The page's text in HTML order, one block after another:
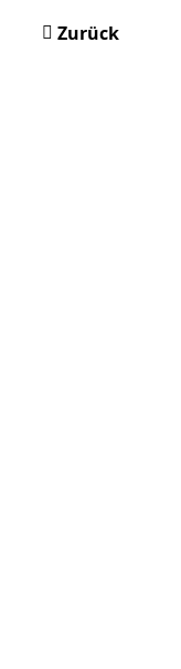
Zurück